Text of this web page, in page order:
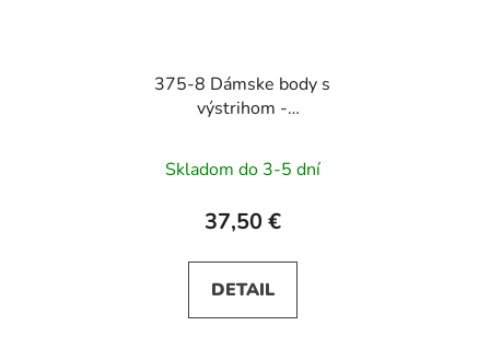
375-8 Dámske body s
výstrihom -
Skladom do 3-5 dní
37,50 €
DETAIL